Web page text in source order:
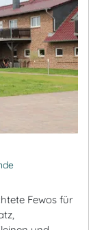
Fewos für